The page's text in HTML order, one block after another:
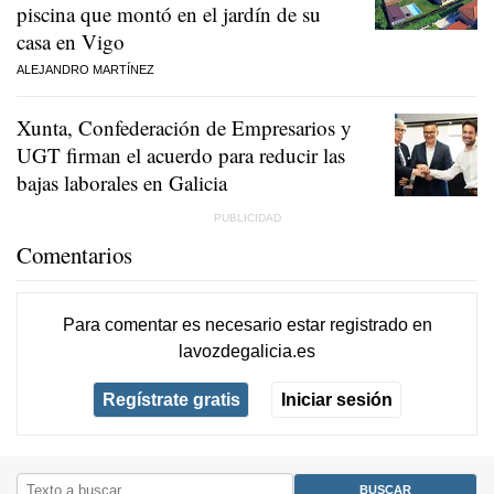
piscina que montó en el jardín de su
casa en Vigo
ALEJANDRO MARTÍNEZ
Xunta, Confederación de Empresarios y
UGT firman el acuerdo para reducir las
bajas laborales en Galicia
Comentarios
Para comentar es necesario estar registradoen
lavozdegalicia.es
Regístrate gratis Iniciar sesión